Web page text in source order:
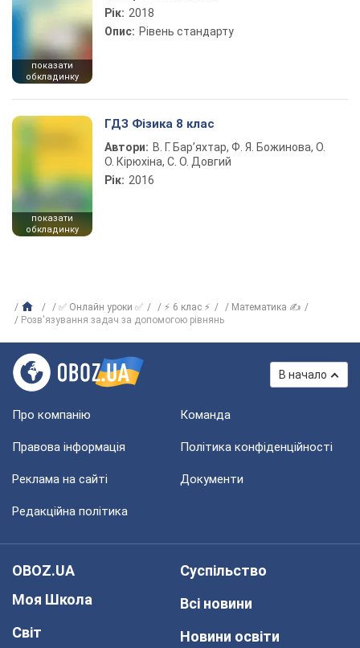
показати
обкладинку
Рік: 2018
Опис: Рівень стандарту
показати
обкладинку
ГДЗ Фізика 8 клас
Автори: В. Г. Бар’яхтар, Ф. Я. Божинова, О.
О. Кірюхіна, С. О. Довгий
Рік: 2016
✅ Онлайн уроки ✅ ⚡ 6 клас ⚡
Математика ✍
Розв′язування задач за допомогою рівнянь
В начало
Про компанію Команда
Правова інформація Політика конфіденційності
Реклама на сайті Документи
Редакційна політика
OBOZ.UA
Моя Школа
Світ
Суспільство
Всі новини
Новини освіти